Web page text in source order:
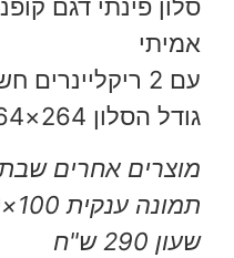
סלון פינתי דגם
אמיתי
עם 2 ריקליינרים חשמליים
גודל הסלון 264×264 ס"מ עומק 107 ס"מ
מוצרים אחרים
תמונה ענקית 100×200 ב959 ש"ח
שעון 290 ש"ח